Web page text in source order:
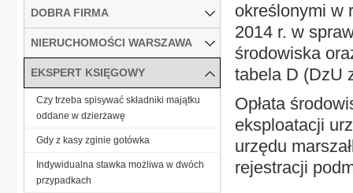
określonymi w
2014 r. w
środowiska
tabela D (DzU
Opłata
eksploatacji
urzędu
rejestracji
DOBRA FIRMA
NIERUCHOMOŚCI WARSZAWA
EKSPERT KSIĘGOWY
Czy trzeba spisywać składniki majątku
oddane w dzierżawę
Gdy z kasy zginie gotówka
Indywidualna stawka możliwa w dwóch
przypadkach